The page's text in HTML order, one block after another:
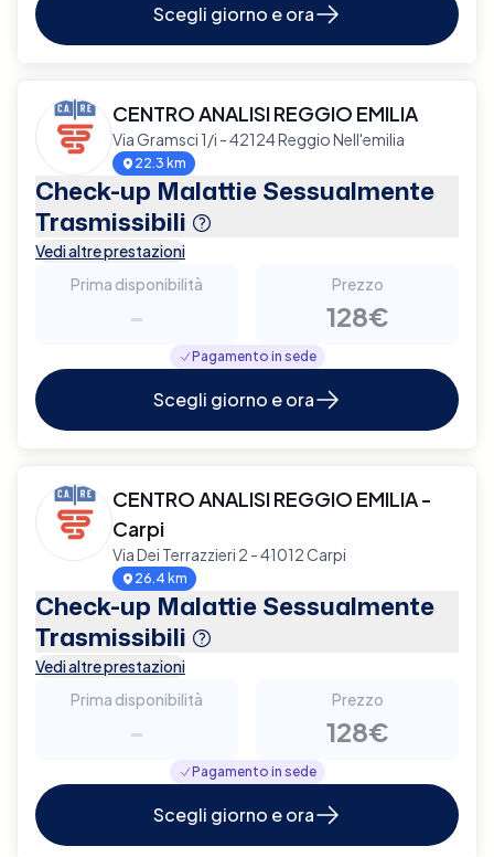
Scegli giorno e ora
CENTRO ANALISI REGGIO EMILIA
Via Gramsci 1/i - 42124 Reggio Nell'emilia
22.3 km
Check-up Malattie Sessualmente
Trasmissibili
Vedi altre prestazioni
Prima disponibilità
-
Prezzo
128€
Pagamento in sede
Scegli giorno e ora
CENTRO ANALISI REGGIO EMILIA -
Carpi
Via Dei Terrazzieri 2 - 41012 Carpi
26.4 km
Check-up Malattie Sessualmente
Trasmissibili
Vedi altre prestazioni
Prima disponibilità
-
Prezzo
128€
Pagamento in sede
Scegli giorno e ora